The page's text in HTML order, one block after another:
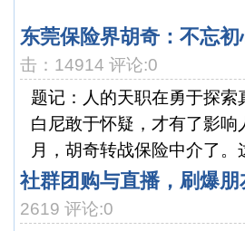
东莞保险界胡奇：不忘
击：14914 评论:0
题记：人的天职在勇于探
白尼敢于怀疑，才有了影
月，胡奇转战保险中介了
社群团购与直播，刷爆
2619 评论:0